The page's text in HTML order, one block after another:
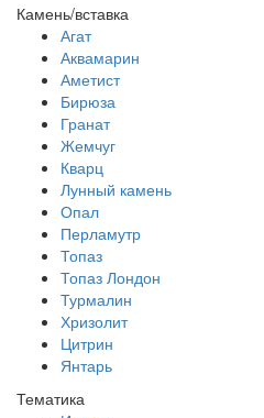
Камень/вставка
Агат
Аквамарин
Аметист
Бирюза
Гранат
Жемчуг
Кварц
Лунный камень
Опал
Перламутр
Топаз
Топаз Лондон
Турмалин
Хризолит
Цитрин
Янтарь
Тематика